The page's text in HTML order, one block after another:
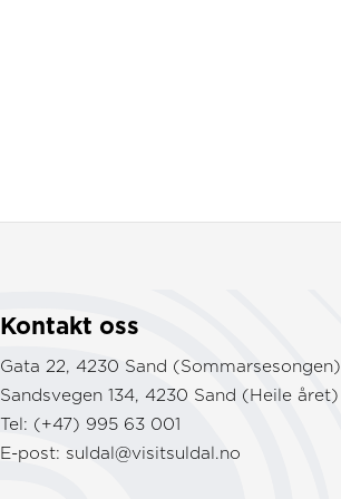
Kontakt oss
Gata 22, 4230 Sand (Sommarsesongen)
Sandsvegen 134, 4230 Sand (Heile året)
Tel: (+47) 995 63 001
E-post: suldal@visitsuldal.no